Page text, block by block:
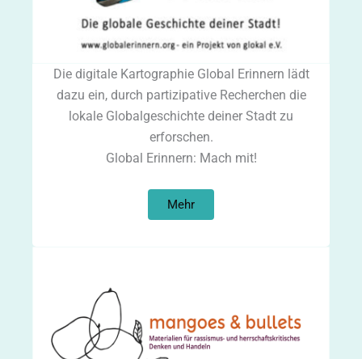
Die digitale Kartographie Global Erinnern lädt
dazu ein, durch partizipative Recherchen die
lokale Globalgeschichte deiner Stadt zu
erforschen.
Global Erinnern: Mach mit!
Mehr